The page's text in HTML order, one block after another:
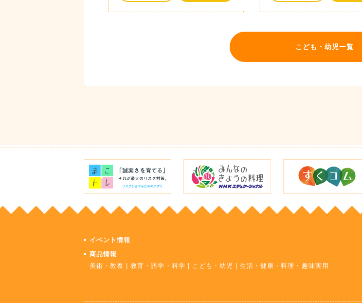
こども・幼児一覧
イベント情報
商品情報
美術・教養
|教育・語学・科学 こども・幼児 |生活・健康・料理・趣味実用